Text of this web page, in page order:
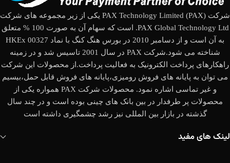
شرکت (PAX Technology Limited (PAX یکی از زیر مجموعه های شرکت
PAX Global Technology Ltd. است که سهام آن به صورت 100 % متعلق
به آن است و از دسامبر 2010 در بورس هنگ کنگ با نماد HKEx 00327
شناخته می شود.شرکت PAX در سال 2001 تاسیس شد و در زمینه
راهکارهای پرداخت الکترونیک به فعالیت پرداخت.از محصولات این شرکت
می توان به پایانه های فروش رومیزی،پایانه های فروش قابل حمل،بیسیم
و غیر تماسی اشاره نمود. محصولات شرکت PAX همواره یکی از
محصولات پر طرفدار در بین بانک های چینی بوده است و در چند سال
گذشته در بازار بین المللی نیز رشد چشمگیری داشته است
لینک های مفید